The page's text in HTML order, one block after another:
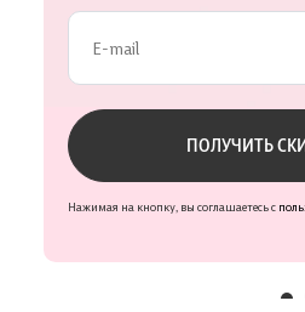
ПОЛУЧИТЬ
Нажимая на кнопку, вы соглашаетесь с